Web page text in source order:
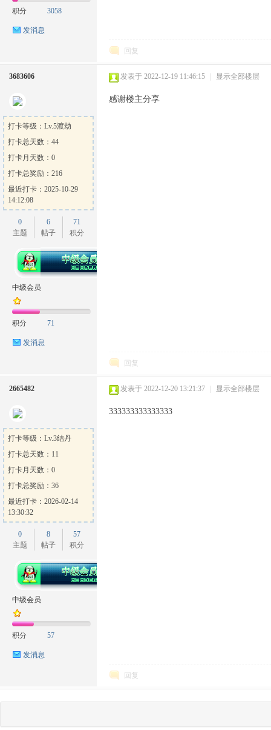
积分 3058
发消息
回复
3683606
打卡等级：Lv.5渡劫
打卡总天数：44
打卡月天数：0
打卡总奖励：216
最近打卡：2025-10-29
14:12:08
0
主题
6
帖子
71
积分
中级会员
积分 71
发消息
发表于 2022-12-19 11:46:15 显示全部楼层
感谢楼主分享
回复
2665482
打卡等级：Lv.3结丹
打卡总天数：11
打卡月天数：0
打卡总奖励：36
最近打卡：2026-02-14
13:30:32
0
主题
8
帖子
57
积分
中级会员
积分 57
发消息
发表于 2022-12-20 13:21:37 显示全部楼层
333333333333333
回复